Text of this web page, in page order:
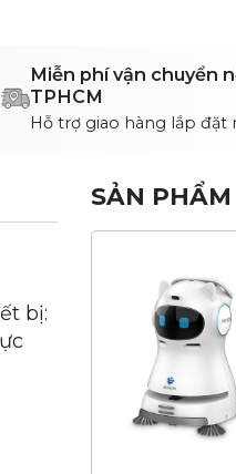
Miễn phí vận chuyển
TPHCM
Hỗ trợ giao hàng lắp đặt
bị:
SẢN